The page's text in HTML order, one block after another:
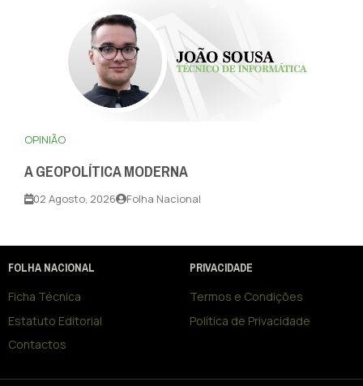
OPINIÃO
A GEOPOLÍTICA MODERNA
02 Agosto, 2026 Folha Nacional
FOLHA NACIONAL
Ficha Técnica
Estatuto Editorial
Contactos
PRIVACIDADE
Termos e Condições
Política de Privacidade